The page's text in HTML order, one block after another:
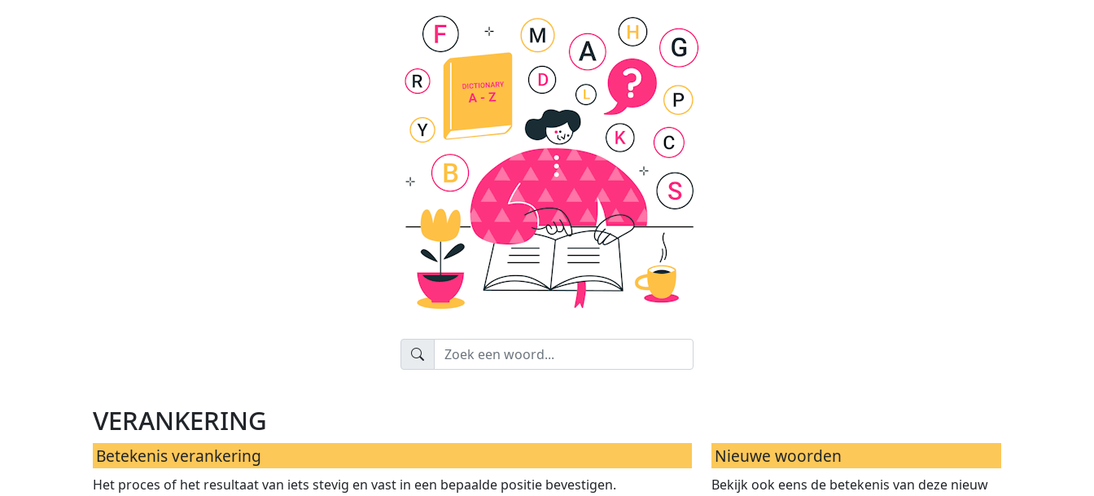
verankering
Betekenis verankering
Het proces of het resultaat van iets stevig en vast in een bepaalde positie bevestigen.
Nieuwe woorden
Bekijk ook eens de betekenis van deze nieuw